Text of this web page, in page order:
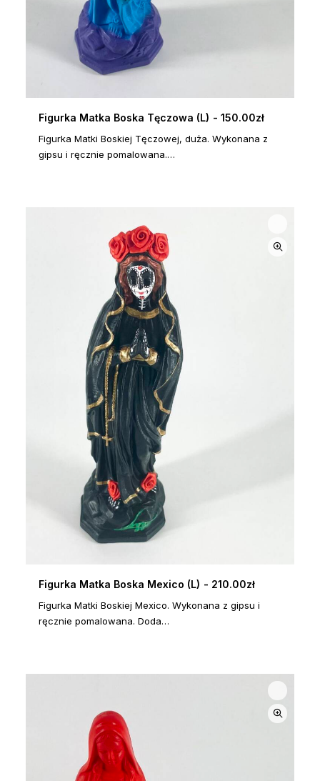
DOWIEDZ SIĘ WIĘCEJ
Figurka Matka Boska Tęczowa (L) 150.00zł
Figurka Matki Boskiej Tęczowej, duża. Wykonana z
gipsu i ręcznie pomalowana.…
Figurka Matka Boska Mexico (L) 210.00zł
Figurka Matki Boskiej Mexico. Wykonana z gipsu i
ręcznie pomalowana. Doda…